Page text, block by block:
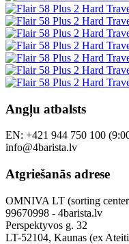
Angļu atbalsts
EN: +421 944 750 100
info@4barista.lv
Atgriešanās adrese
OMNIVA LT (sorting
99670998 - 4barista.lv
Perspektyvos g. 32
LT-52104, Kaunas (ex